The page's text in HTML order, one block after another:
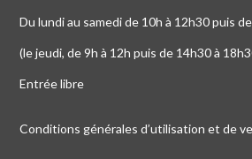
Du lundi au samedi de 10h à 12h30 puis
(le jeudi, de 9h à 12h puis de 14h30 à
Entrée libre
Conditions générales d’utilisation et de